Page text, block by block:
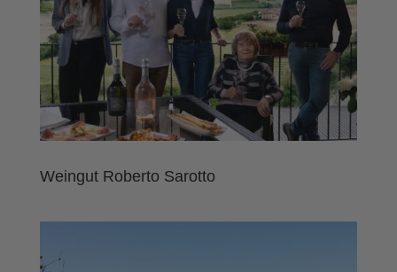
Weingut Roberto Sarotto